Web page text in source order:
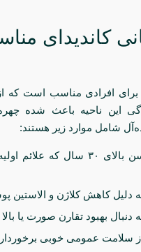
کاندیدای
افرادی مناسب است که
این ناحیه باعث شده
شامل موارد زیر هستند:
افرادی با سن بالای ۳۰
دلیل کاهش کلاژن و الاستین
دنبال بهبود تقارن صورت یا
سلامت عمومی خوبی برخوردارند